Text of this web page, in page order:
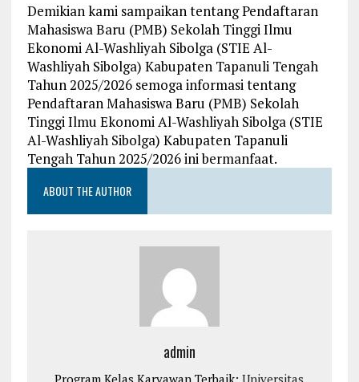
Demikian kami sampaikan tentang Pendaftaran
Mahasiswa Baru (PMB) Sekolah Tinggi Ilmu
Ekonomi Al-Washliyah Sibolga (STIE Al-
Washliyah Sibolga) Kabupaten Tapanuli Tengah
Tahun 2025/2026 semoga informasi tentang
Pendaftaran Mahasiswa Baru (PMB) Sekolah
Tinggi Ilmu Ekonomi Al-Washliyah Sibolga (STIE
Al-Washliyah Sibolga) Kabupaten Tapanuli
Tengah Tahun 2025/2026 ini bermanfaat.
ABOUT THE AUTHOR
admin
Program Kelas Karyawan Terbaik:Universitas